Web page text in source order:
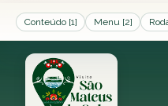
Conteúdo [1] Menu [2]